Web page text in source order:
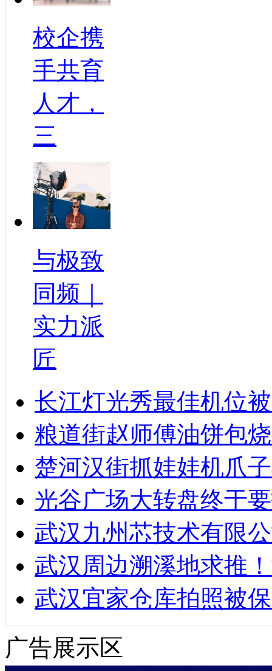
校企携
手共育
人才，
三
与极致
同频｜
实力派
匠
长江灯光秀最佳机位
粮道街赵师傅油饼包
楚河汉街抓娃娃机爪
光谷广场大转盘终于
武汉九州芯技术有限
武汉周边溯溪地求推
武汉宜家仓库拍照被
广告展示区